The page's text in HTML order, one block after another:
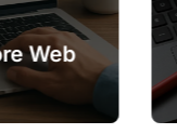
Web